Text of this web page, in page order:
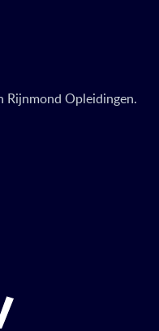
Rijnmond Opleidingen.